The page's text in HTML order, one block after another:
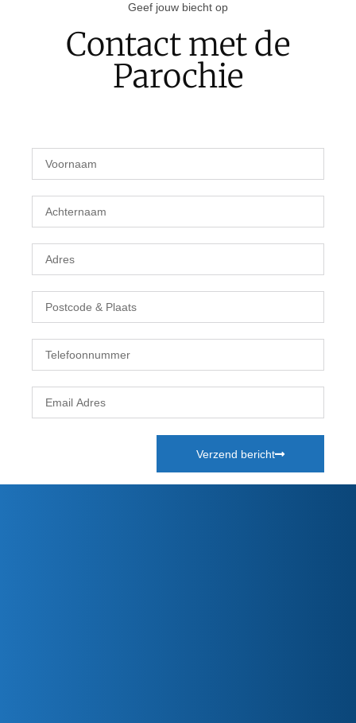
Geef jouw biecht op
Contact met de
Parochie
Verzend bericht